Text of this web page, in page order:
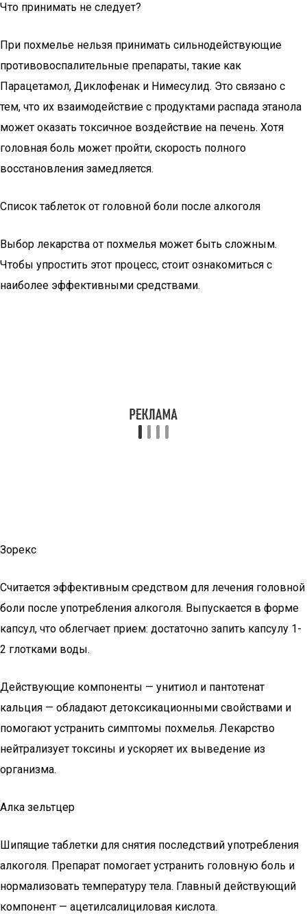
Что принимать не следует?
При похмелье нельзя принимать сильнодействующие
противовоспалительные препараты, такие как
Парацетамол, Диклофенак и Нимесулид. Это связано с
тем, что их взаимодействие с продуктами распада этанола
может оказать токсичное воздействие на печень. Хотя
головная боль может пройти, скорость полного
восстановления замедляется.
Список таблеток от головной боли после алкоголя
Выбор лекарства от похмелья может быть сложным.
Чтобы упростить этот процесс, стоит ознакомиться с
наиболее эффективными средствами.
Зорекс
Считается эффективным средством для лечения головной
боли после употребления алкоголя. Выпускается в форме
капсул, что облегчает прием: достаточно запить капсулу 1-
2 глотками воды.
Действующие компоненты — унитиол и пантотенат
кальция — обладают детоксикационными свойствами и
помогают устранить симптомы похмелья. Лекарство
нейтрализует токсины и ускоряет их выведение из
организма.
Алка зельтцер
Шипящие таблетки для снятия последствий употребления
алкоголя. Препарат помогает устранить головную боль и
нормализовать температуру тела. Главный действующий
компонент — ацетилсалициловая кислота.